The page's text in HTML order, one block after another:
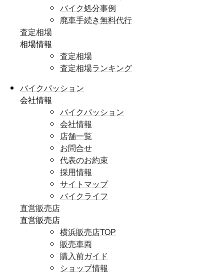
バイク処分事例
廃車手続き無料代行
査定相場
相場情報
査定相場
査定相場ランキング
バイクパッション
会社情報
バイクパッション
会社情報
店舗一覧
お問合せ
代表のお約束
採用情報
サイトマップ
バイクライフ
直営販売店
直営販売店
横浜販売店TOP
販売車両
購入前ガイド
ショップ情報